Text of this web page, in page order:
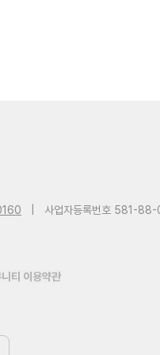
사업자등록번호 581-
티 이용약관